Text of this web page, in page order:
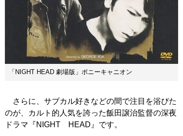
「NIGHT HEAD 劇場版」ポニーキャニオン
さらに、サブカル好きなどの間で注目を浴びた
のが、カルト的人気を誇った飯田譲治監督の深夜
ドラマ『NIGHT HEAD』です。